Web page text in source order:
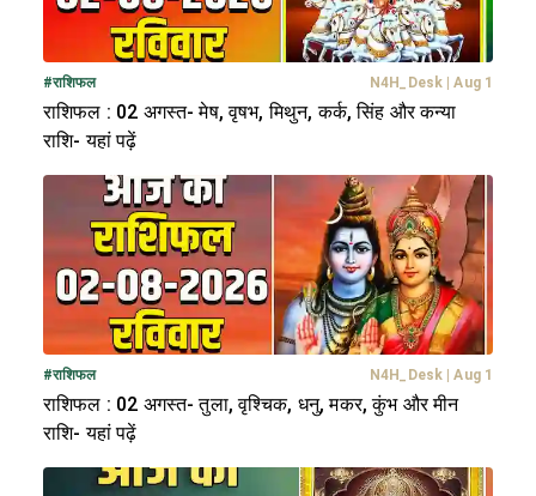
#राशिफल N4H_Desk | Aug 1
राशिफल : 02 अगस्त- मेष, वृषभ, मिथुन, कर्क, सिंह और कन्या
राशि- यहां पढ़ें
#राशिफल N4H_Desk | Aug 1
राशिफल : 02 अगस्त- तुला, वृश्चिक, धनु, मकर, कुंभ और मीन
राशि- यहां पढ़ें